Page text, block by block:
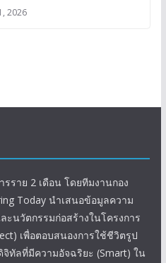
2026
รราย 2 เดือน โดยทีมงานกอง
Today นำเสนอข้อมูลความ
ะนวัตกรรมก่อสร้างในโครงการ
เพื่อตอบสนองการใช้ชีวิตรูป
ทัลที่มีความอัจฉริยะ (Smart) ใน